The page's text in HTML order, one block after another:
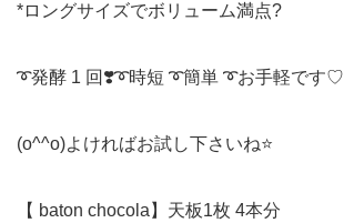
*ロングサイズでボリューム満点?
➰発酵 1 回❣️➰時短 ➰簡単 ➰お手軽です♡
(o^^o)よければお試し下さいね⭐️
【 baton chocola】天板1枚 4本分